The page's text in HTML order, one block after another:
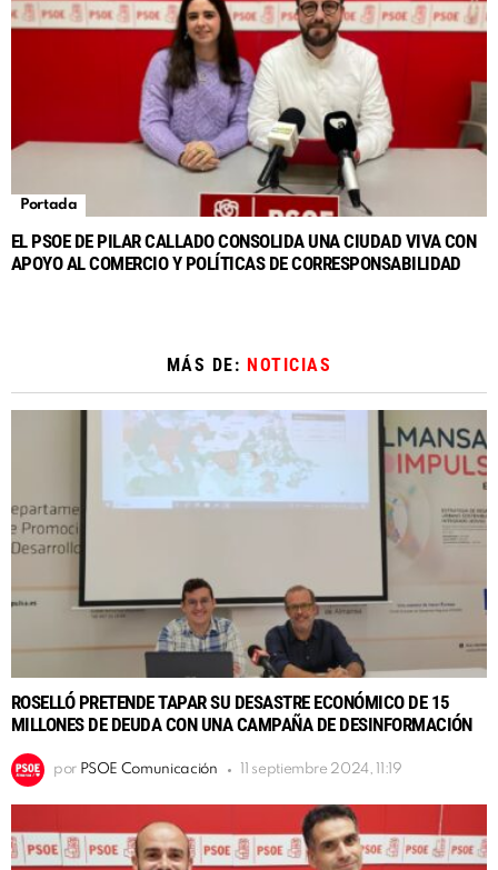
Portada
EL PSOE DE PILAR CALLADO CONSOLIDA UNA CIUDAD VIVA CON
APOYO AL COMERCIO Y POLÍTICAS DE CORRESPONSABILIDAD
MÁS DE: NOTICIAS
ROSELLÓ PRETENDE TAPAR SU DESASTRE ECONÓMICO DE 15
MILLONES DE DEUDA CON UNA CAMPAÑA DE DESINFORMACIÓN
por PSOE Comunicación 11 septiembre 2024, 11:19